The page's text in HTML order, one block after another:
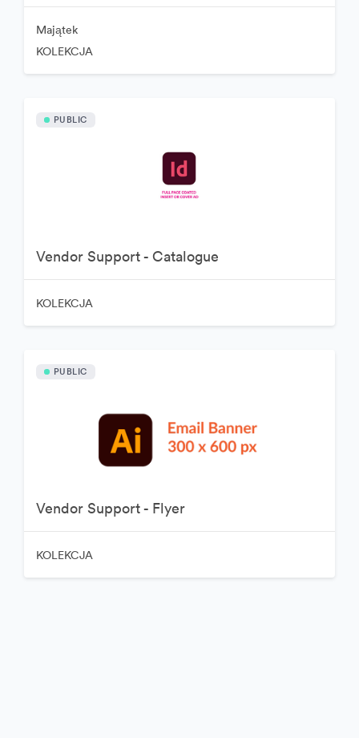
Majątek
KOLEKCJA
PUBLIC
Vendor Support - Catalogue
KOLEKCJA
PUBLIC
Vendor Support - Flyer
KOLEKCJA